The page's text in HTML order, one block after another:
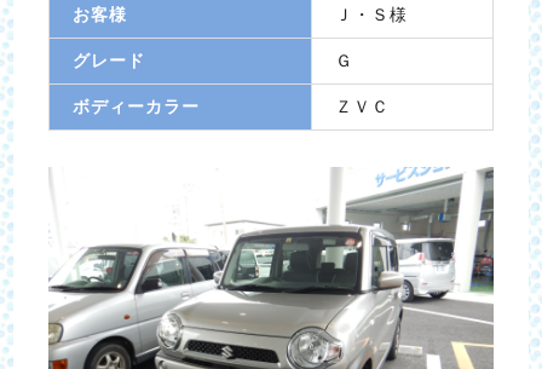
お客様 Ｊ・Ｓ様
グレード Ｇ
ボディーカラー ＺＶＣ